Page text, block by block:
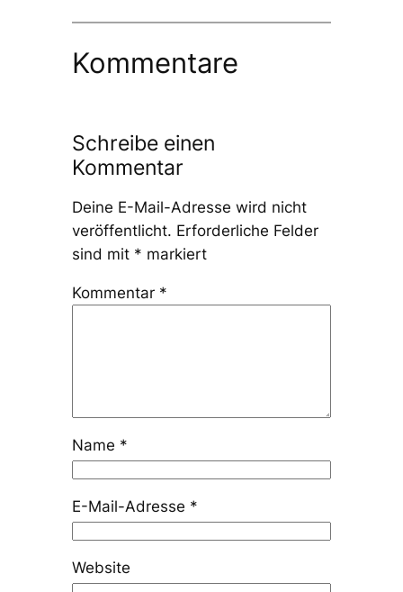
Kommentare
Schreibe einen
Kommentar
Deine E-Mail-Adresse wird nicht
veröffentlicht. Erforderliche Felder
sind mit * markiert
Kommentar *
Name *
E-Mail-Adresse *
Website